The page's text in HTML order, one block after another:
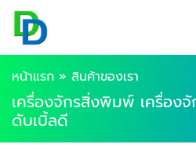
หน้าแรก » สินค้าของเรา
เครื่องจักรสิ่งพิมพ์ เครื่อง
ดับเบิ้ลดี